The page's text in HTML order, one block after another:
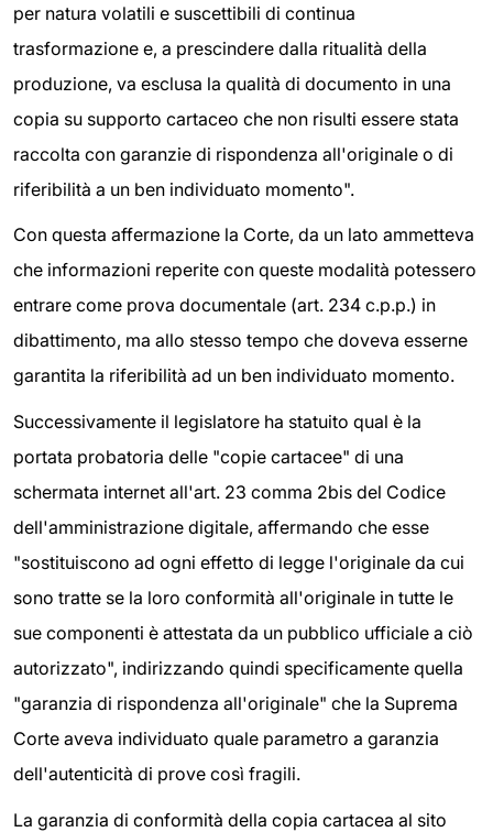
per natura volatili e suscettibili di continua
trasformazione e, a prescindere dalla ritualità della
produzione, va esclusa la qualità di documento in una
copia su supporto cartaceo che non risulti essere stata
raccolta con garanzie di rispondenza all'originale o di
riferibilità a un ben individuato momento".
Con questa affermazione la Corte, da un lato ammetteva
che informazioni reperite con queste modalità potessero
entrare come prova documentale (art. 234 c.p.p.) in
dibattimento, ma allo stesso tempo che doveva esserne
garantita la riferibilità ad un ben individuato momento.
Successivamente il legislatore ha statuito qual è la
portata probatoria delle "copie cartacee" di una
schermata internet all'art. 23 comma 2bis del Codice
dell'amministrazione digitale, affermando che esse
"sostituiscono ad ogni effetto di legge l'originale da cui
sono tratte se la loro conformità all'originale in tutte le
sue componenti è attestata da un pubblico ufficiale a ciò
autorizzato", indirizzando quindi specificamente quella
"garanzia di rispondenza all'originale" che la Suprema
Corte aveva individuato quale parametro a garanzia
dell'autenticità di prove così fragili.
La garanzia di conformità della copia cartacea al sito